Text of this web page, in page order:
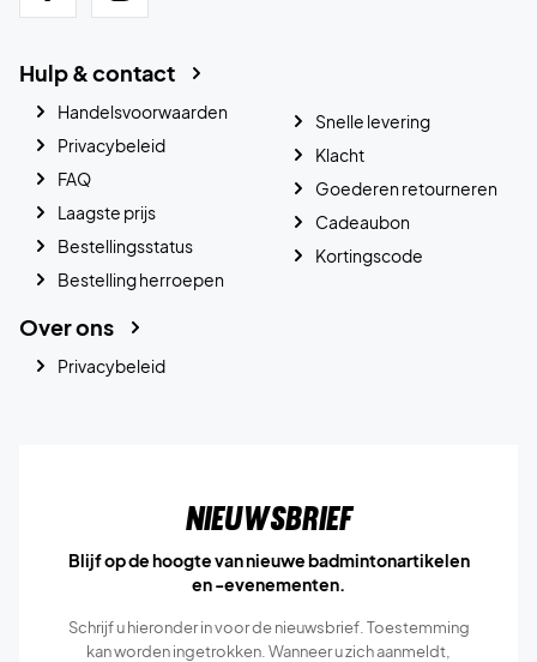
Hulp & contact
Handelsvoorwaarden
Privacybeleid
FAQ
Laagste prijs
Bestellingsstatus
Bestelling herroepen
Snelle levering
Klacht
Goederen retourneren
Cadeaubon
Kortingscode
Over ons
Privacybeleid
Nieuwsbrief
Blijf op de hoogte van nieuwe badmintonartikelen
en -evenementen.
Schrijf u hieronder in voor de nieuwsbrief. Toestemming
kan worden ingetrokken. Wanneer u zich aanmeldt,